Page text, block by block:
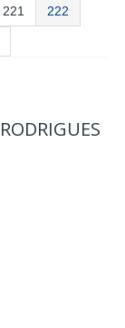
221 222